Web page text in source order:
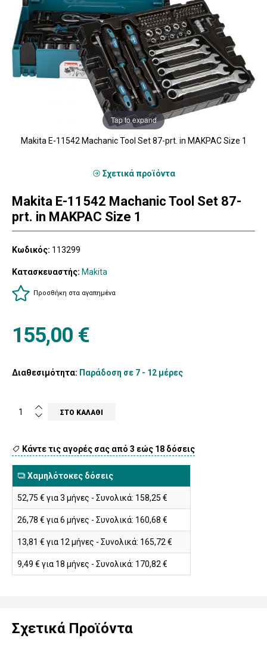
Tap to expand
Makita E-11542 Machanic Tool Set 87-prt. in MAKPAC Size 1
Σχετικά προϊόντα
Makita E-11542 Machanic Tool Set 87-
prt. in MAKPAC Size 1
Κωδικός: 113299
Κατασκευαστής: Makita
Προσθήκη στα αγαπημένα
155,00 €
Διαθεσιμότητα: Παράδοση σε 7 - 12 μέρες
Κάντε τις αγορές σας από 3 εώς 18 δόσεις
Χαμηλότοκες δόσεις
52,75 € για 3 μήνες - Συνολικά: 158,25 €
26,78 € για 6 μήνες - Συνολικά: 160,68 €
13,81 € για 12 μήνες - Συνολικά: 165,72 €
9,49 € για 18 μήνες - Συνολικά: 170,82 €
Σχετικά Προϊόντα